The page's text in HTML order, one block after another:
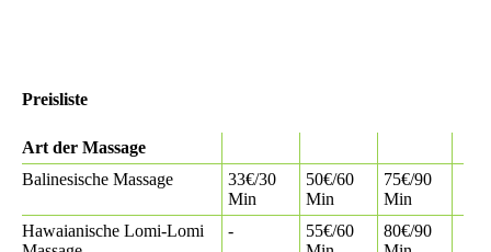
Preisliste
Art der Massage
Balinesische Massage
33€/30
Min
50€/60
Min
75€/90
Min
Hawaianische Lomi-Lomi
-
55€/60
80€/90